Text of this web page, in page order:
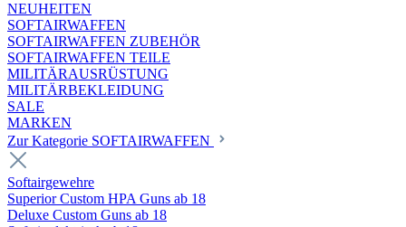
NEUHEITEN
SOFTAIRWAFFEN
SOFTAIRWAFFEN ZUBEHÖR
SOFTAIRWAFFEN TEILE
MILITÄRAUSRÜSTUNG
MILITÄRBEKLEIDUNG
SALE
MARKEN
Zur Kategorie SOFTAIRWAFFEN
Softairgewehre
Superior Custom HPA Guns ab 18
Deluxe Custom Guns ab 18